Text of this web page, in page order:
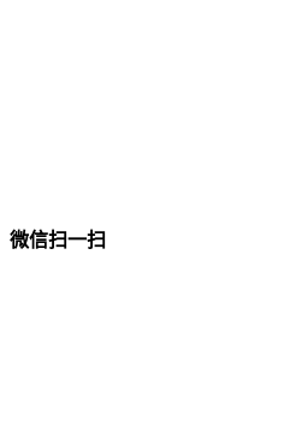
微信扫一扫